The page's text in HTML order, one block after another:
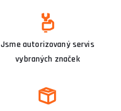
Jsme autorizovaný servis
vybraných značek